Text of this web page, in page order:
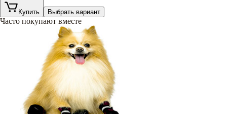
Купить Выбрать вариант
Часто покупают вместе